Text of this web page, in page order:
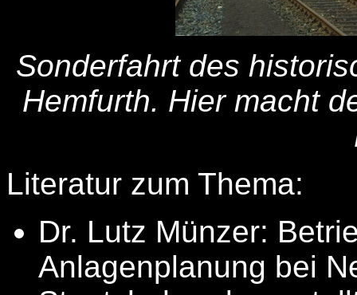
Sonderfahrt des
Hemfurth. Hier macht
Literatur zum Thema:
Dr. Lutz Münzer:
Anlagenplanung bei